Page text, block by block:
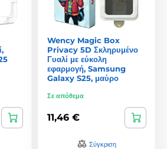
Wency Magic Box
Privacy 5D Σκληρυμένο
Γυαλί με εύκολη
εφαρμογή, Samsung
Galaxy S25, μαύρο
Σε απόθεμα
11,46 €
Σύγκριση